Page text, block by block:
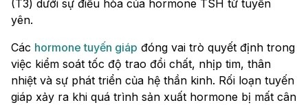
(T3) dưới sự điều hòa của hormone TSH từ tuyến
yên.
Các hormone tuyến giáp đóng vai trò quyết định trong
việc kiểm soát tốc độ trao đổi chất, nhịp tim, thân
nhiệt và sự phát triển của hệ thần kinh. Rối loạn tuyến
giáp xảy ra khi quá trình sản xuất hormone bị mất cân